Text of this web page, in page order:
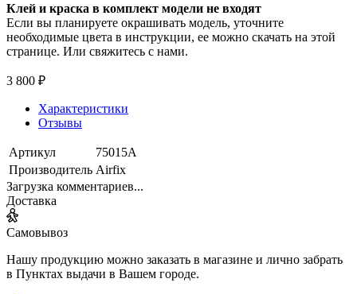
Клей и краска в комплект модели не входят
Если вы планируете окрашивать модель, уточните
необходимые цвета в инструкции, ее можно скачать на этой
странице. Или свяжитесь с нами.
3 800 ₽
Характеристики
Отзывы
Артикул
75015А
Производитель Airfix
Загрузка комментариев...
Доставка
Самовывоз
Нашу продукцию можно заказать в магазине и лично забрать
в Пунктах выдачи в Вашем городе.